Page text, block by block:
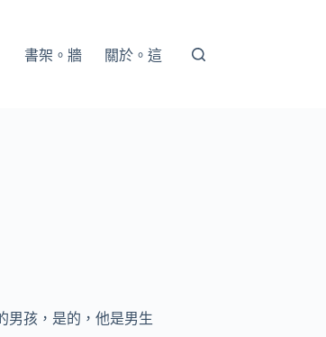
書架。牆 關於。這
男孩，是的，他是男生